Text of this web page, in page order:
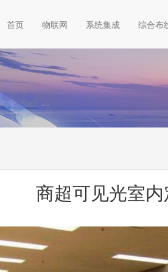
首页 物联网 系统集成 综合布
商超可见光室